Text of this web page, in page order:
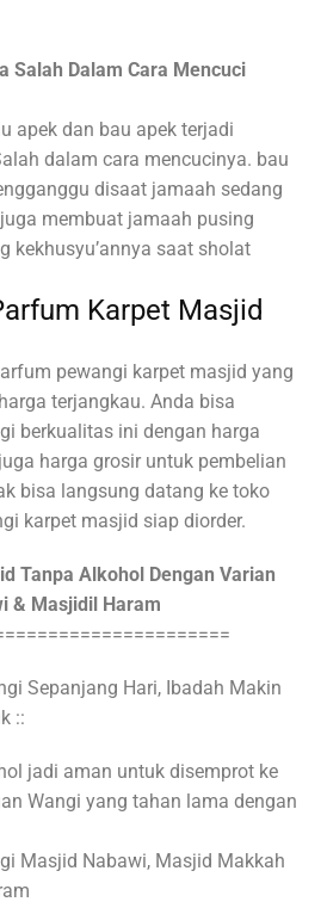
Salah Dalam Cara Mencuci
apek dan bau apek terjadi
dalam cara mencucinya. bau
disaat jamaah sedang
membuat jamaah pusing
kekhusyu’annya saat sholat
Karpet Masjid
pewangi karpet masjid yang
terjangkau. Anda bisa
berkualitas ini dengan harga
harga grosir untuk pembelian
bisa langsung datang ke toko
karpet masjid siap diorder.
Tanpa Alkohol Dengan Varian
& Masjidil Haram
Sepanjang Hari, Ibadah Makin
::
jadi aman untuk disemprot ke
Wangi yang tahan lama dengan
Masjid Nabawi, Masjid Makkah